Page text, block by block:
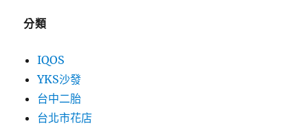
分類
IQOS
YKS沙發
台中二胎
台北市花店